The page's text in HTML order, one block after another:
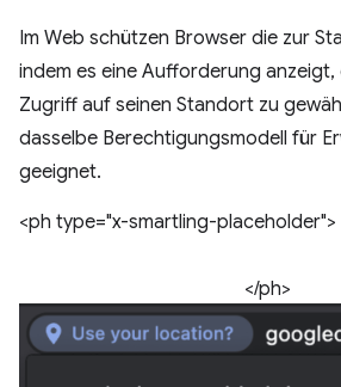
Im Web schützen Browser die zur
indem es eine Aufforderung anzeigt,
Zugriff auf seinen Standort zu
dasselbe Berechtigungsmodell für
geeignet.
<ph type="x-smartling-placeholder">
</ph>